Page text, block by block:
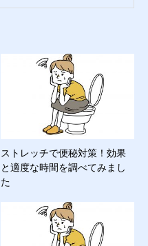
ストレッチで便秘対策！効果
と適度な時間を調べてみまし
た